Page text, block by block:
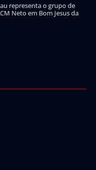
representa o grupo de
Neto em Bom Jesus da